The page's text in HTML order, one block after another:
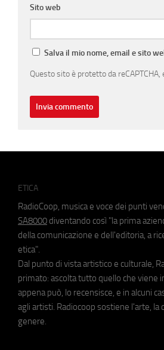
Sito web
Salva il mio nome, email e sito
Questo sito è protetto da reCAPTCHA,
ETICA
RadioCoop, musica e voce dei punti
SA8000 diventando così "la prima
della comunicazione e dell'editoria, a
etica".
Dal punto di vista artistico e culturale,
primato: ascolta tutto quello che viene
appena può, lo recensisce, e in alcuni
agli artisti. Radiocoop sostiene l'arte, la
genere.